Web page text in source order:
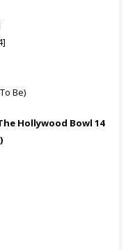
Be)
Hollywood Bowl 14